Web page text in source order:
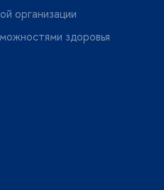
организации
здоровья